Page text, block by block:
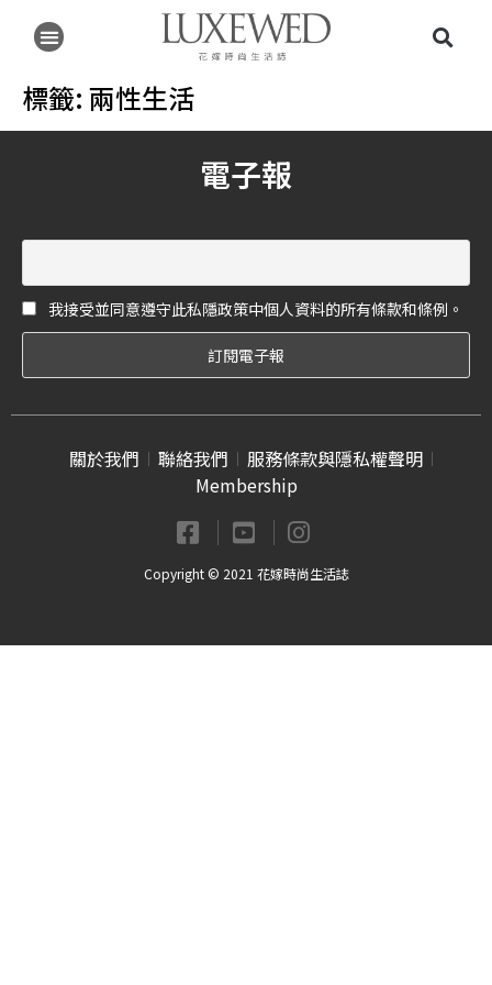
標籤: 兩性生活
電子報
我接受並同意遵守此私隱政策中個人資料的所有條款和條例。
關於我們 聯絡我們
服務條款與隱私權聲明
Membership
Copyright © 2021 花嫁時尚生活誌